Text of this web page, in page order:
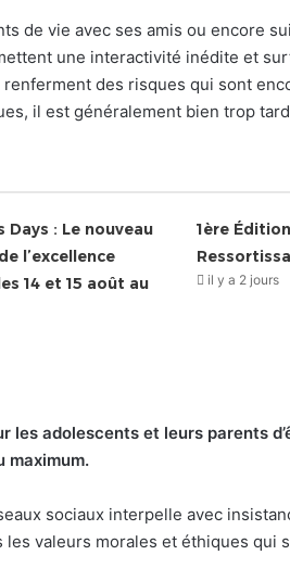
de vie avec ses amis ou encore
une interactivité inédite et
des risques qui sont
il est généralement bien trop
Days : Le nouveau
l’excellence
14 et 15 août au
1ère
il y a 2 jours
les adolescents et leurs parents
maximum.
sociaux interpelle avec
valeurs morales et éthiques qui